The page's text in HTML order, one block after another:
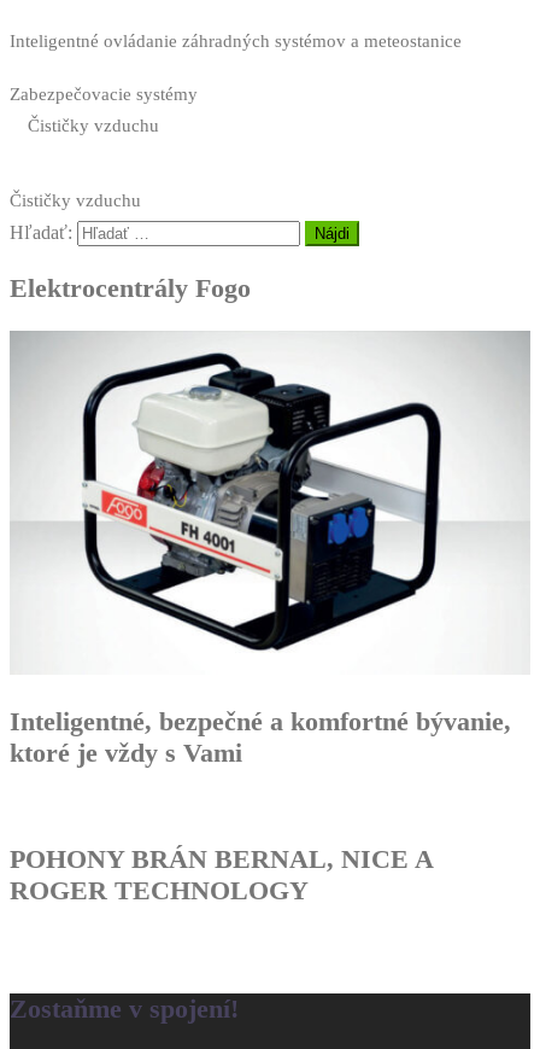
Inteligentné ovládanie záhradných systémov a meteostanice
Zabezpečovacie systémy
Čističky vzduchu
Čističky vzduchu
Hľadať:
Elektrocentrály Fogo
Inteligentné, bezpečné a komfortné bývanie,
ktoré je vždy s Vami
POHONY BRÁN BERNAL, NICE A
ROGER TECHNOLOGY
Zostaňme v spojení!